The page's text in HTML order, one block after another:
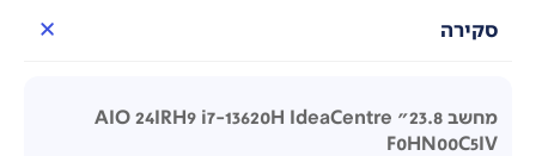
סקירה
מחשב 23.8"AIO 24IRH9 i7-13620H IdeaCentre
F0HN00C5IV